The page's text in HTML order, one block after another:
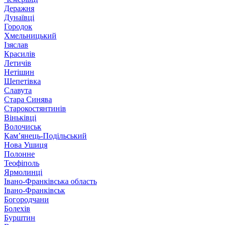
Деражня
Дунаївці
Городок
Хмельницький
Ізяслав
Красилів
Летичів
Нетішин
Шепетівка
Славута
Стара Синява
Старокостянтинів
Віньківці
Волочиськ
Кам’янець-Подільський
Нова Ушиця
Полонне
Теофіполь
Ярмолинці
Івано-Франківська область
Івано-Франківськ
Богородчани
Болехів
Бурштин